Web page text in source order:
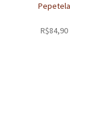
Pepetela
R$84,90